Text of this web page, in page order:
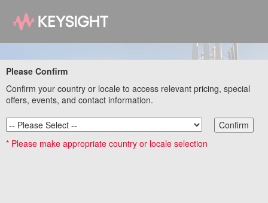
5G New Radio 표준 eBook
Please Confirm
Confirm your country or locale to access relevant pricing, special
offers, events, and contact information.
Confirm
* Please make appropriate country or locale selection